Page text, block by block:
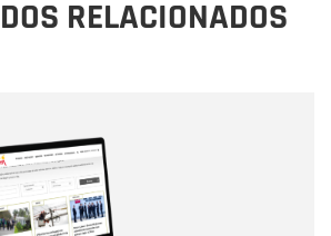
RELACIONADOS